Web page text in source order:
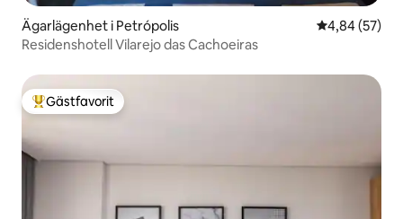
Ägarlägenhet i Petrópolis 4,84 av 5 i
4,84 (57)
Residenshotell Vilarejo das Cachoeiras
Populär gästfavorit
Gästfavorit